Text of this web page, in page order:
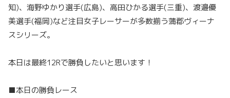
知)、海野ゆかり選手(広島)、高田ひかる選手(三重)、渡邉優
美選手(福岡)など注目女子レーサーが多数揃う蒲郡ヴィーナ
スシリーズ。
本日は最終12Rで勝負したいと思います！
■本日の勝負レース